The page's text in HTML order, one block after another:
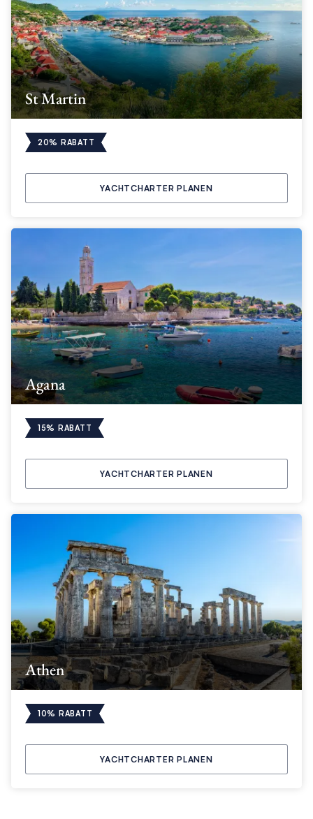
St Martin
20% RABATT
YACHTCHARTER PLANEN
Agana
15% RABATT
YACHTCHARTER PLANEN
Athen
10% RABATT
YACHTCHARTER PLANEN